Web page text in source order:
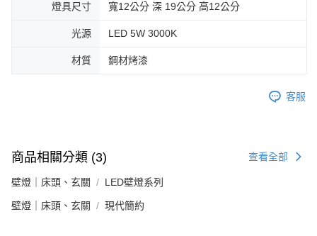
燈具尺寸 寬12公分 深 19公分 高12公分
光源 LED 5W 3000K
材質 鋼材烤漆
客服
商品相關分類 (3) 查看全部
壁燈｜床頭、玄關 LED壁燈系列
壁燈｜床頭、玄關 現代簡約